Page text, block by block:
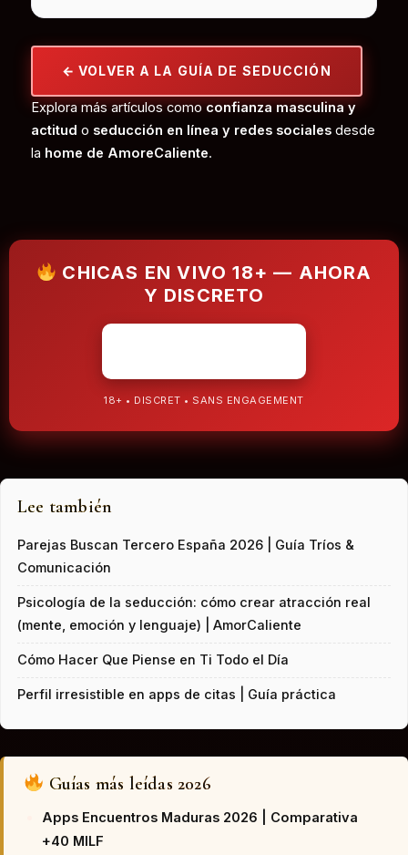
← VOLVER A LA GUÍA DE SEDUCCIÓN
Explora más artículos comoconfianza masculina y
actitud o seducción en línea y redes sociales desde
la home de AmoreCaliente.
CHICAS EN VIVO 18+ — AHORA
Y DISCRETO
18+ • DISCRET • SANS ENGAGEMENT
Lee también
Parejas Buscan Tercero España 2026 | Guía Tríos &
Comunicación
Psicología de la seducción: cómo crear atracción real
(mente, emoción y lenguaje) | AmorCaliente
Cómo Hacer Que Piense en Ti Todo el Día
Perfil irresistible en apps de citas | Guía práctica
Guías más leídas 2026
Apps Encuentros Maduras 2026 | Comparativa
+40 MILF